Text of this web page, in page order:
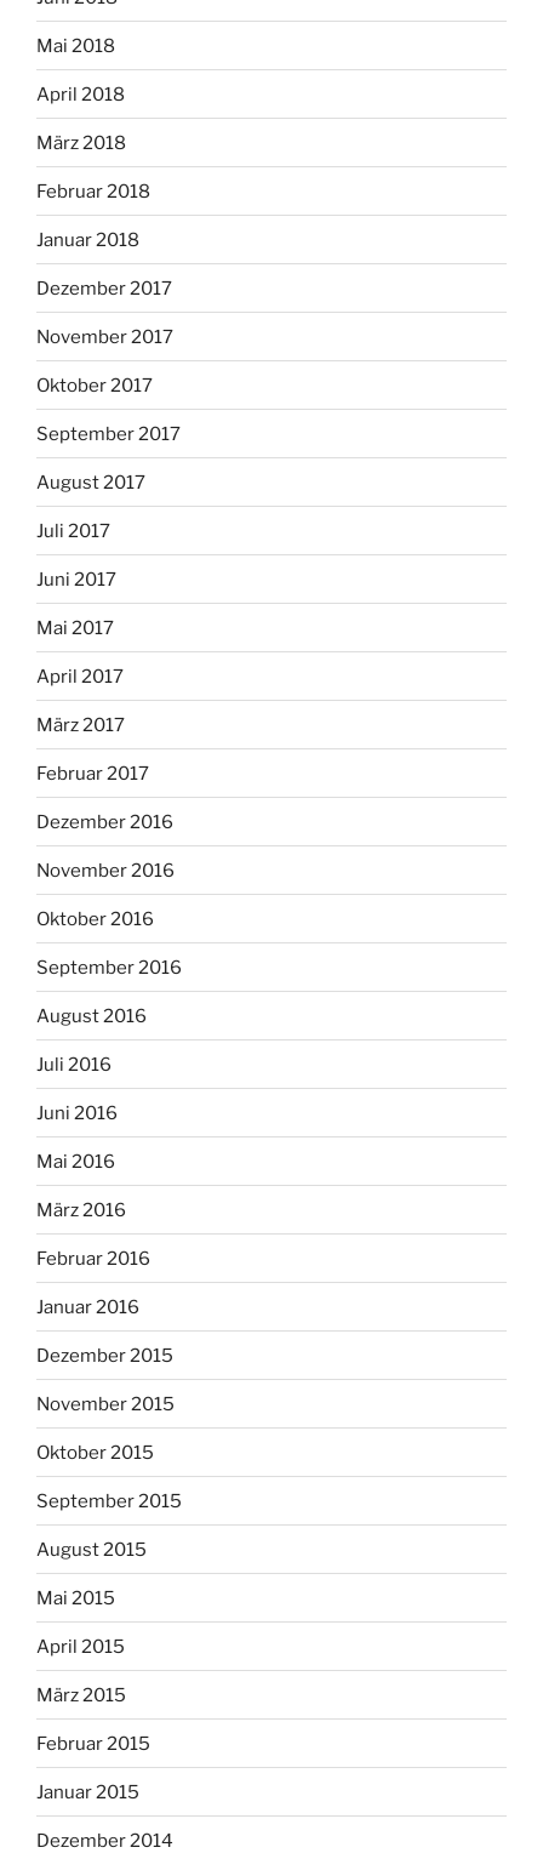
Mai 2018
April 2018
März 2018
Februar 2018
Januar 2018
Dezember 2017
November 2017
Oktober 2017
September 2017
August 2017
Juli 2017
Juni 2017
Mai 2017
April 2017
März 2017
Februar 2017
Dezember 2016
November 2016
Oktober 2016
September 2016
August 2016
Juli 2016
Juni 2016
Mai 2016
März 2016
Februar 2016
Januar 2016
Dezember 2015
November 2015
Oktober 2015
September 2015
August 2015
Mai 2015
April 2015
März 2015
Februar 2015
Januar 2015
Dezember 2014